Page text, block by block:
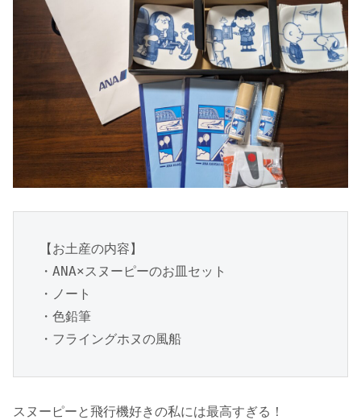
【お土産の内容】
・ANA×スヌーピーのお皿セット
・ノート
・色鉛筆
・フライングホヌの風船
スヌーピーと飛行機好きの私には最高すぎる！